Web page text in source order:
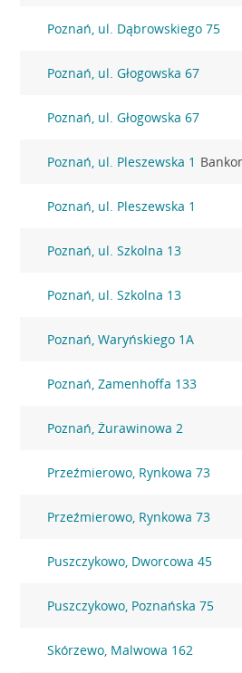
Poznań, ul. Dąbrowskiego 75
Poznań, ul. Głogowska 67
Poznań, ul. Głogowska 67
Poznań, ul. Pleszewska 1
Poznań, ul. Pleszewska 1
Poznań, ul. Szkolna 13
Poznań, ul. Szkolna 13
Poznań, Waryńskiego 1A
Poznań, Zamenhoffa 133
Poznań, Żurawinowa 2
Przeźmierowo, Rynkowa 73
Przeźmierowo, Rynkowa 73
Puszczykowo, Dworcowa 45
Puszczykowo, Poznańska 75
Skórzewo, Malwowa 162